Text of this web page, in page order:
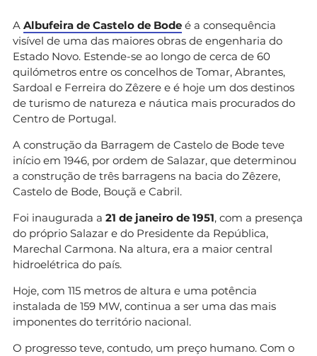
A Albufeira de Castelo de Bode é a consequência
visível de uma das maiores obras de engenharia do
Estado Novo. Estende-se ao longo de cerca de 60
quilómetros entre os concelhos de Tomar, Abrantes,
Sardoal e Ferreira do Zêzere e é hoje um dos destinos
de turismo de natureza e náutica mais procurados do
Centro de Portugal.
A construção da Barragem de Castelo de Bode teve
início em 1946, por ordem de Salazar, que determinou
a construção de três barragens na bacia do Zêzere,
Castelo de Bode, Bouçã e Cabril.
Foi inaugurada a 21 de janeiro de 1951, com a presença
do próprio Salazar e do Presidente da República,
Marechal Carmona. Na altura, era a maior central
hidroelétrica do país.
Hoje, com 115 metros de altura e uma potência
instalada de 159 MW, continua a ser uma das mais
imponentes do território nacional.
O progresso teve, contudo, um preço humano. Com o